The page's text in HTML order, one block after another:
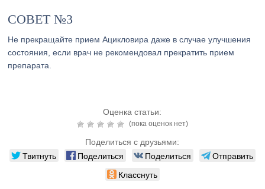
СОВЕТ №3
Не прекращайте прием Ацикловира даже в случае улучшения
состояния, если врач не рекомендовал прекратить прием
препарата.
Оценка статьи:
(пока оценок нет)
Поделиться с друзьями:
Твитнуть Поделиться Поделиться
Отправить
Класснуть